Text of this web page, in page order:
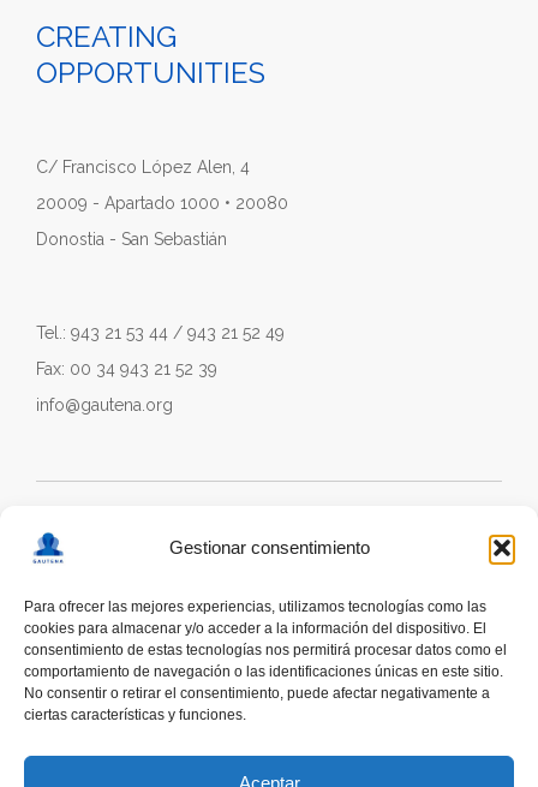
Gestionar consentimiento
Para ofrecer las mejores experiencias, utilizamos tecnologías como las
cookies para almacenar y/o acceder a la información del dispositivo. El
consentimiento de estas tecnologías nos permitirá procesar datos como el
comportamiento de navegación o las identificaciones únicas en este sitio.
No consentir o retirar el consentimiento, puede afectar negativamente a
ciertas características y funciones.
Aceptar
CREATING
OPPORTUNITIES
C/ Francisco López Alen, 4
20009 - Apartado 1000 • 20080
Donostia - San Sebastián
Tel.: 943 21 53 44 / 943 21 52 49
Fax: 00 34 943 21 52 39
info@gautena.org
deskonektapp
THE HELP OF PEOPLE WITH AUTISM TO PROMOTE